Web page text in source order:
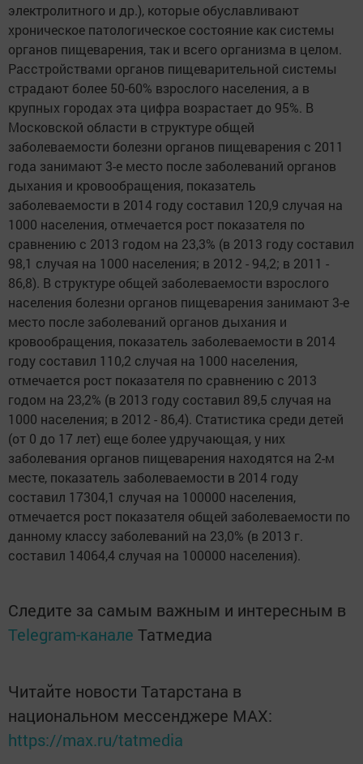
электролитного и др.), которые обуславливают
хроническое патологическое состояние как системы
органов пищеварения, так и всего организма в целом.
Расстройствами органов пищеварительной системы
страдают более 50-60% взрослого населения, а в
крупных городах эта цифра возрастает до 95%. В
Московской области в структуре общей
заболеваемости болезни органов пищеварения с 2011
года занимают 3-е место после заболеваний органов
дыхания и кровообращения, показатель
заболеваемости в 2014 году составил 120,9 случая на
1000 населения, отмечается рост показателя по
сравнению с 2013 годом на 23,3% (в 2013 году составил
98,1 случая на 1000 населения; в 2012 - 94,2; в 2011 -
86,8). В структуре общей заболеваемости взрослого
населения болезни органов пищеварения занимают 3-е
место после заболеваний органов дыхания и
кровообращения, показатель заболеваемости в 2014
году составил 110,2 случая на 1000 населения,
отмечается рост показателя по сравнению с 2013
годом на 23,2% (в 2013 году составил 89,5 случая на
1000 населения; в 2012 - 86,4). Статистика среди детей
(от 0 до 17 лет) еще более удручающая, у них
заболевания органов пищеварения находятся на 2-м
месте, показатель заболеваемости в 2014 году
составил 17304,1 случая на 100000 населения,
отмечается рост показателя общей заболеваемости по
данному классу заболеваний на 23,0% (в 2013 г.
составил 14064,4 случая на 100000 населения).
Следите за самым важным и интересным в
Telegram-канале Татмедиа
Читайте новости Татарстана в
национальном мессенджере MАХ:
https://max.ru/tatmedia